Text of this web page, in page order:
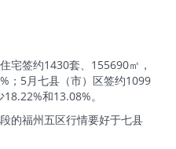
签约1430套、155690㎡，
；5月七县（市）区签约1099
和13.08%。
福州五区行情要好于七县